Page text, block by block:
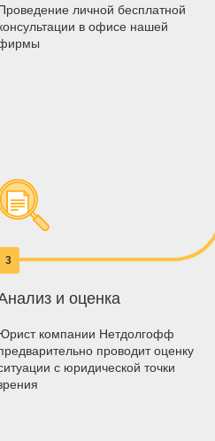
личной бесплатной
в офисе нашей
3
и оценка
компании Нетдолгофф
проводит оценку
с юридической точки